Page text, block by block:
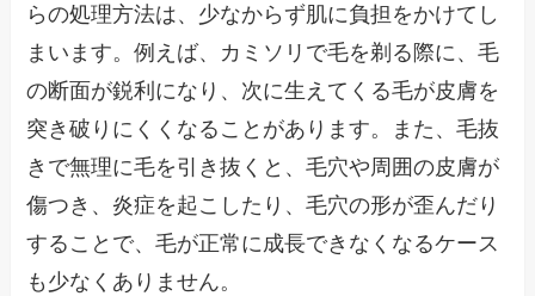
らの処理方法は、少なからず肌に負担をかけてし
まいます。例えば、カミソリで毛を剃る際に、毛
の断面が鋭利になり、次に生えてくる毛が皮膚を
突き破りにくくなることがあります。また、毛抜
きで無理に毛を引き抜くと、毛穴や周囲の皮膚が
傷つき、炎症を起こしたり、毛穴の形が歪んだり
することで、毛が正常に成長できなくなるケース
も少なくありません。